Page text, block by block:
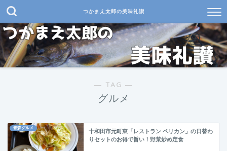
つかまえ太郎の美味礼讃
― TAG ―
グルメ
青森グルメ
十和田市元町東「レストラン ペリカン」の日替わ
りセットのお得で旨い！野菜炒め定食